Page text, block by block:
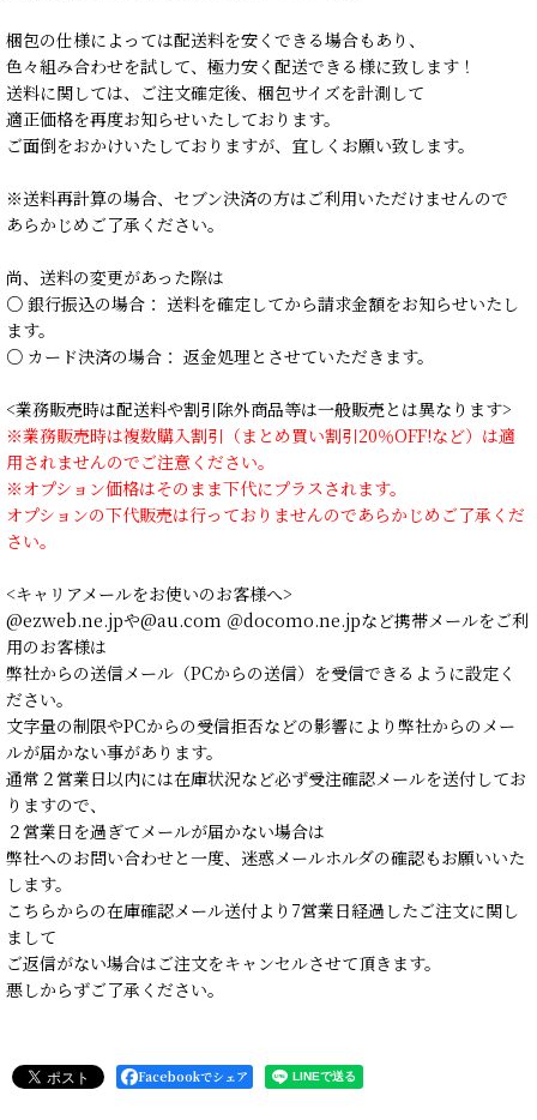
梱包の仕様によっては配送料を安くできる場合もあり、
色々組み合わせを試して、極力安く配送できる様に致します！
送料に関しては、ご注文確定後、梱包サイズを計測して
適正価格を再度お知らせいたしております。
ご面倒をおかけいたしておりますが、宜しくお願い致します。
※送料再計算の場合、セブン決済の方はご利用いただけませんので
あらかじめご了承ください。
尚、送料の変更があった際は
○ 銀行振込の場合： 送料を確定してから請求金額をお知らせいたし
ます。
○ カード決済の場合： 返金処理とさせていただきます。
<業務販売時は配送料や割引除外商品等は一般販売とは異なります>
※業務販売時は複数購入割引（まとめ買い割引20％OFF!など）は適
用されませんのでご注意ください。
※オプション価格はそのまま下代にプラスされます。
オプションの下代販売は行っておりませんのであらかじめご了承くだ
さい。
<キャリアメールをお使いのお客様へ>
@ezweb.ne.jpや@au.com ＠docomo.ne.jpなど携帯メールをご利
用のお客様は
弊社からの送信メール（PCからの送信）を受信できるように設定く
ださい。
文字量の制限やPCからの受信拒否などの影響により弊社からのメー
ルが届かない事があります。
通常２営業日以内には在庫状況など必ず受注確認メールを送付してお
りますので、
２営業日を過ぎてメールが届かない場合は
弊社へのお問い合わせと一度、迷惑メールホルダの確認もお願いいた
します。
こちらからの在庫確認メール送付より7営業日経過したご注文に関し
まして
ご返信がない場合はご注文をキャンセルさせて頂きます。
悪しからずご了承ください。
Facebookでシェア